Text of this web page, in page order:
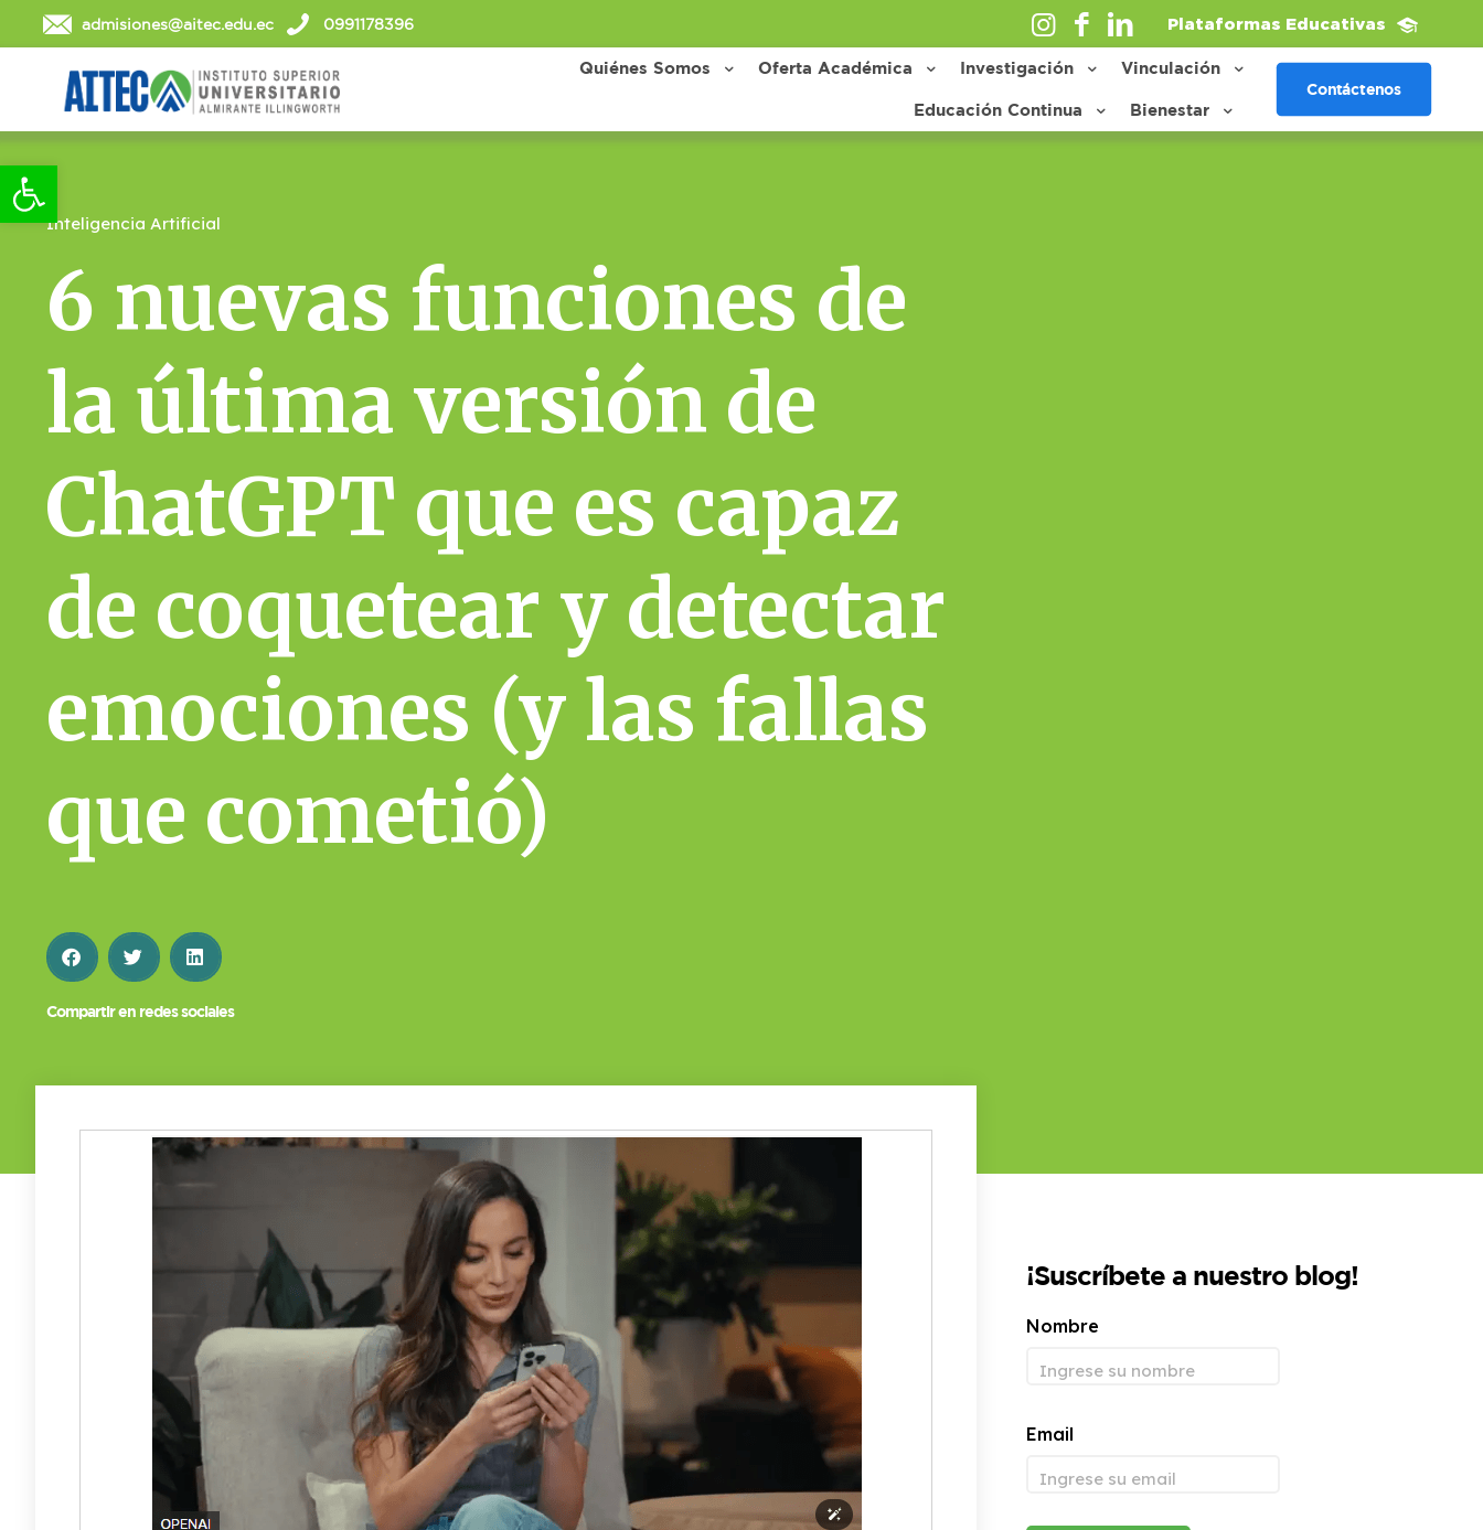
Abrir barra de herramientas
admisiones@aitec.edu.ec 0991178396 Plataformas Educativas
Quiénes Somos Oferta Académica Investigación Vinculación
Educación Continua Bienestar
Contáctenos
Inteligencia Artificial
6 nuevas funciones de
la última versión de
ChatGPT que es capaz
de coquetear y detectar
emociones (y las fallas
que cometió)
Compartir en redes sociales
¡Suscríbete a nuestro blog!
Nombre
Email